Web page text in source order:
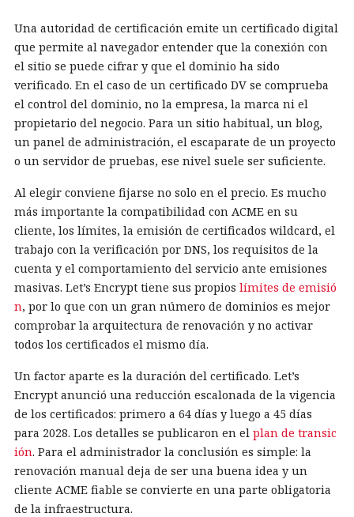
Una autoridad de certificación emite un certificado digital
que permite al navegador entender que la conexión con
el sitio se puede cifrar y que el dominio ha sido
verificado. En el caso de un certificado DV se comprueba
el control del dominio, no la empresa, la marca ni el
propietario del negocio. Para un sitio habitual, un blog,
un panel de administración, el escaparate de un proyecto
o un servidor de pruebas, ese nivel suele ser suficiente.
Al elegir conviene fijarse no solo en el precio. Es mucho
más importante la compatibilidad con ACME en su
cliente, los límites, la emisión de certificados wildcard, el
trabajo con la verificación por DNS, los requisitos de la
cuenta y el comportamiento del servicio ante emisiones
masivas. Let’s Encrypt tiene sus propios límites de emisió
n, por lo que con un gran número de dominios es mejor
comprobar la arquitectura de renovación y no activar
todos los certificados el mismo día.
Un factor aparte es la duración del certificado. Let’s
Encrypt anunció una reducción escalonada de la vigencia
de los certificados: primero a 64 días y luego a 45 días
para 2028. Los detalles se publicaron en el plan de transic
ión. Para el administrador la conclusión es simple: la
renovación manual deja de ser una buena idea y un
cliente ACME fiable se convierte en una parte obligatoria
de la infraestructura.